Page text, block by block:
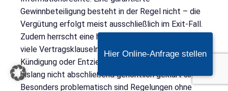
Gewinnbeteiligung besteht in der Regel nicht – die
Vergütung erfolgt meist ausschließlich im Exit-Fall.
Zudem herrscht eine hohe Rechtsunsicherheit, da
viele Vertragsklauseln – etwa zu Verwirkung,
Kündigung oder Entziehung virtueller Anteile –
bislang nicht abschließend gerichtlich geklärt sind.
Besonders problematisch sind Regelungen ohne
Hier Online-Anfrage stellen